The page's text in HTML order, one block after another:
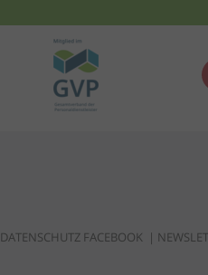
DATENSCHUTZ FACEBOOK |